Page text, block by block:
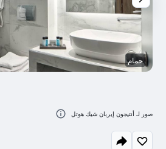
حمام
صور لـ أنتيجون إيربان شيك هوتل